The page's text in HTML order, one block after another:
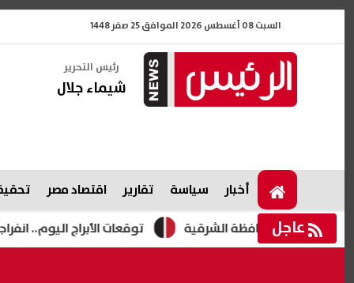
السبت 08 أغسطس 2026 الموافق 25 صفر 1448
رئيس التحرير
شيماء جلال
أخبار سياسة تقارير اقتصاد مصر
عاجل توقعات الأبراج اليوم.. انفراجة مالية لـ3 أبراج وتحذير لـ3 آخرين